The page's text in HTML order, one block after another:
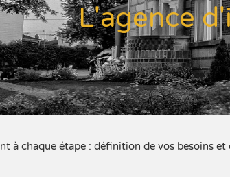
L'agence
à chaque étape : définition de vos besoins